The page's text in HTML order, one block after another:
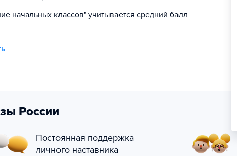
начальных классов" учитывается средний балл
России
Постоянная поддержка
личного наставника